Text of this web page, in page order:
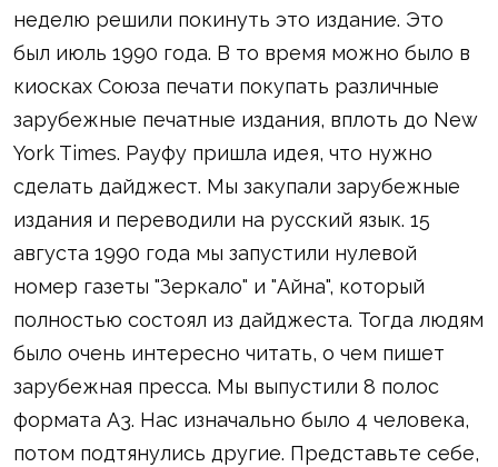
неделю решили покинуть это издание. Это
был июль 1990 года. В то время можно было в
киосках Союза печати покупать различные
зарубежные печатные издания, вплоть до New
York Times. Рауфу пришла идея, что нужно
сделать дайджест. Мы закупали зарубежные
издания и переводили на русский язык. 15
августа 1990 года мы запустили нулевой
номер газеты "Зеркало" и "Айна", который
полностью состоял из дайджеста. Тогда людям
было очень интересно читать, о чем пишет
зарубежная пресса. Мы выпустили 8 полос
формата А3. Нас изначально было 4 человека,
потом подтянулись другие. Представьте себе,